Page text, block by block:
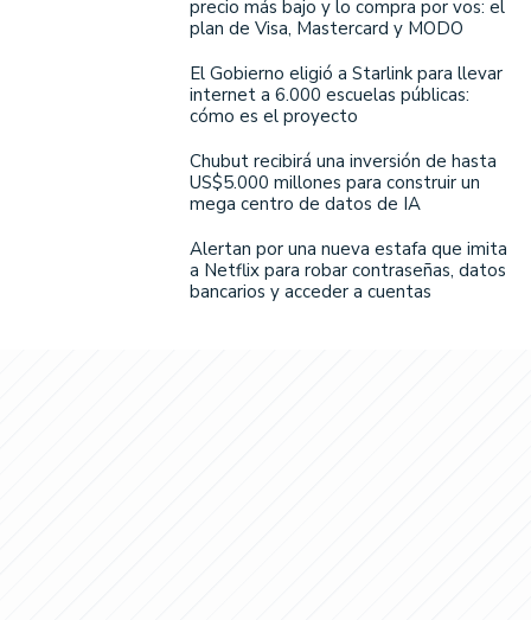
precio más bajo y lo compra por vos: el
plan de Visa, Mastercard y MODO
El Gobierno eligió a Starlink para llevar
internet a 6.000 escuelas públicas:
cómo es el proyecto
Chubut recibirá una inversión de hasta
US$5.000 millones para construir un
mega centro de datos de IA
Alertan por una nueva estafa que imita
a Netflix para robar contraseñas, datos
bancarios y acceder a cuentas